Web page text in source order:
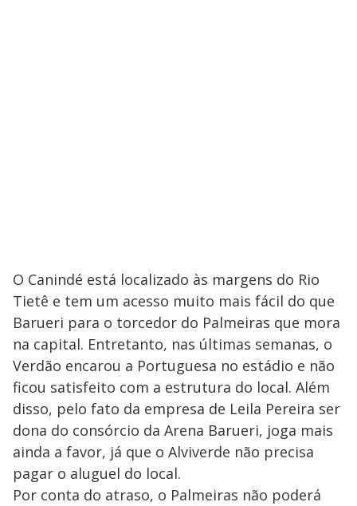
O Canindé está localizado às margens do Rio
Tietê e tem um acesso muito mais fácil do que
Barueri para o torcedor do Palmeiras que mora
na capital. Entretanto, nas últimas semanas, o
Verdão encarou a Portuguesa no estádio e não
ficou satisfeito com a estrutura do local. Além
disso, pelo fato da empresa de Leila Pereira ser
dona do consórcio da Arena Barueri, joga mais
ainda a favor, já que o Alviverde não precisa
pagar o aluguel do local.
Por conta do atraso, o Palmeiras não poderá